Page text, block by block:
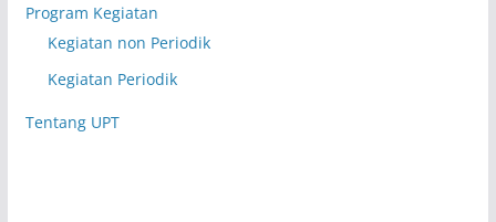
Program Kegiatan
Kegiatan non Periodik
Kegiatan Periodik
Tentang UPT